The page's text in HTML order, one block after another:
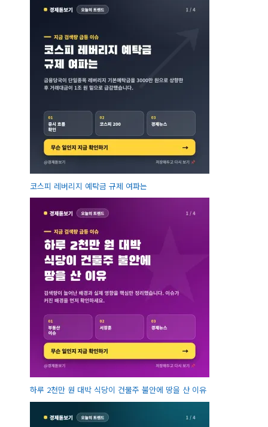
코스피 레버리지 예탁금 규제 여파는
하루 2천만 원 대박 식당이 건물주 불안에 땅을 산 이유